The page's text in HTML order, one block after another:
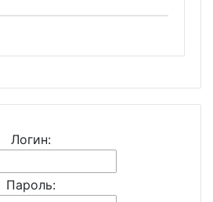
Логин:
Пароль: